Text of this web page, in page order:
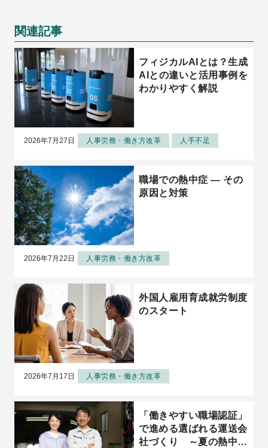
関連記事
フィジカルAIとは？生成
AIとの違いと活用事例を
わかりやすく解説
2026年7月27日 人事労務・働き方改革 人手不足
職場での熱中症 ― その
原因と対策
2026年7月22日 人事労務・働き方改革
外国人雇用育成就労制度
のスタート
2026年7月17日 人事労務・働き方改革
「働きやすい職場認証」
で進める選ばれる運送会
社づくり ～夏の熱中症